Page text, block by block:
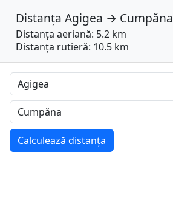
Distanța Agigea → Cumpăna
Distanța aeriană: 5.2 km
Distanța rutieră: 10.5 km
Calculează distanța